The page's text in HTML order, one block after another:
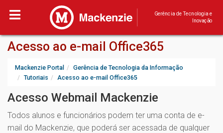
Gerência de Tecnologia e
Inovação
Acesso ao e-mail Office365
Mackenzie Portal
Gerência de Tecnologia da Informação
Tutoriais
Acesso ao e-mail Office365
Acesso Webmail Mackenzie
Todos alunos e funcionários podem ter uma conta de e-
mail do Mackenzie, que poderá ser acessada de qualquer